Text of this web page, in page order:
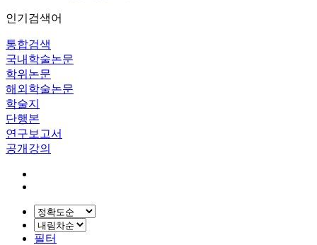
인기검색어
통합검색
국내학술논문
학위논문
해외학술논문
학술지
단행본
연구보고서
공개강의
필터